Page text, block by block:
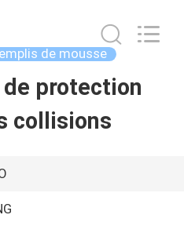
de mousse
protection
collisions